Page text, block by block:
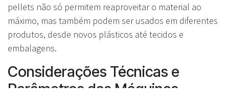
pellets não só permitem reaproveitar o material ao
máximo, mas também podem ser usados em diferentes
produtos, desde novos plásticos até tecidos e
embalagens.
Considerações Técnicas e
Parâmetros das Máquinas